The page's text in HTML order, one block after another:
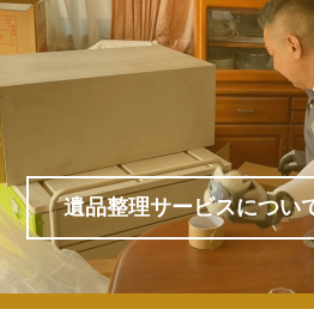
遺品整理サービスについ